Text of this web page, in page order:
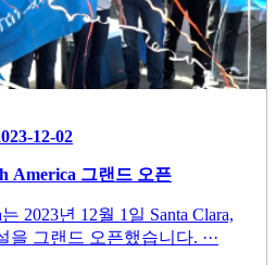
12-02
America 그랜드 오픈
2023년 12월 1일 Santa Clara,
을 그랜드 오픈했습니다. ···